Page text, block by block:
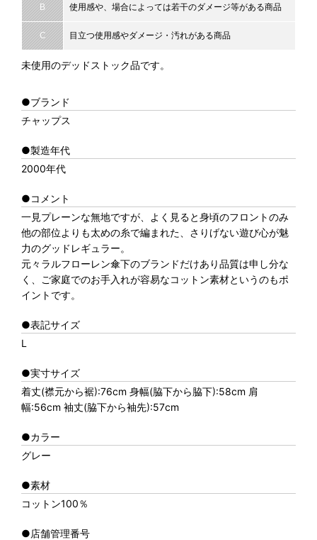
B 使用感や、場合によっては若干のダメージ等がある商品
C 目立つ使用感やダメージ・汚れがある商品
未使用のデッドストック品です。
●ブランド
チャップス
●製造年代
2000年代
●コメント
一見プレーンな無地ですが、よく見ると身頃のフロントのみ
他の部位よりも太めの糸で編まれた、さりげない遊び心が魅
力のグッドレギュラー。
元々ラルフローレン傘下のブランドだけあり品質は申し分な
く、ご家庭でのお手入れが容易なコットン素材というのもポ
イントです。
●表記サイズ
L
●実寸サイズ
着丈(襟元から裾):76cm 身幅(脇下から脇下):58cm 肩
幅:56cm 袖丈(脇下から袖先):57cm
●カラー
グレー
●素材
コットン100％
●店舗管理番号